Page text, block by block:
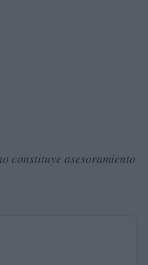
constituye asesoramiento